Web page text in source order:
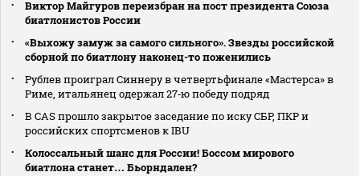
Виктор Майгуров переизбран на пост президента Союза
биатлонистов России
«Выхожу замуж за самого сильного». Звезды российской
сборной по биатлону наконец-то поженились
Рублев проиграл Синнеру в четвертьфинале «Мастерса» в
Риме, итальянец одержал 27‑ю победу подряд
В CAS прошло закрытое заседание по иску СБР, ПКР и
российских спортсменов к IBU
Колоссальный шанс для России! Боссом мирового
биатлона станет… Бьорндален?